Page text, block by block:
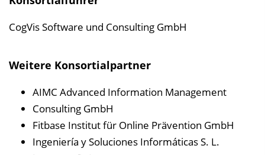
CogVis Software und Consulting GmbH
Weitere Konsortialpartner
AIMC Advanced Information Management
Consulting GmbH
Fitbase Institut für Online Prävention GmbH
Ingeniería y Soluciones Informáticas S. L.